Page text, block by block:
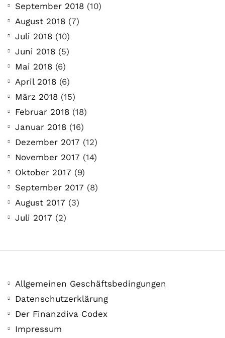
September 2018 (10)
August 2018 (7)
Juli 2018 (10)
Juni 2018 (5)
Mai 2018 (6)
April 2018 (6)
März 2018 (15)
Februar 2018 (18)
Januar 2018 (16)
Dezember 2017 (12)
November 2017 (14)
Oktober 2017 (9)
September 2017 (8)
August 2017 (3)
Juli 2017 (2)
Allgemeinen Geschäftsbedingungen
Datenschutzerklärung
Der Finanzdiva Codex
Impressum